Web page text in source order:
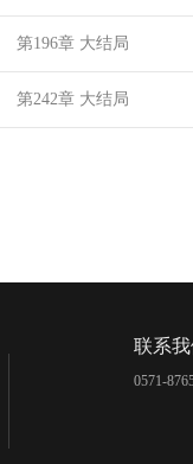
第196章 大结局
第242章 大结局
联系
0571-